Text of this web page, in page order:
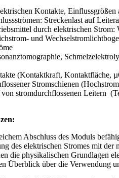
Kontakte,
Streckenlast auf
durch elektrischen
und
(Kontaktkraft, Kontaktfläche,
Stromschienen
stromdurchflossenen Leitern
Abschluss des Moduls
des elektrischen Stromes mit
die physikalischen Grundlagen
Überblick über die Verwendung